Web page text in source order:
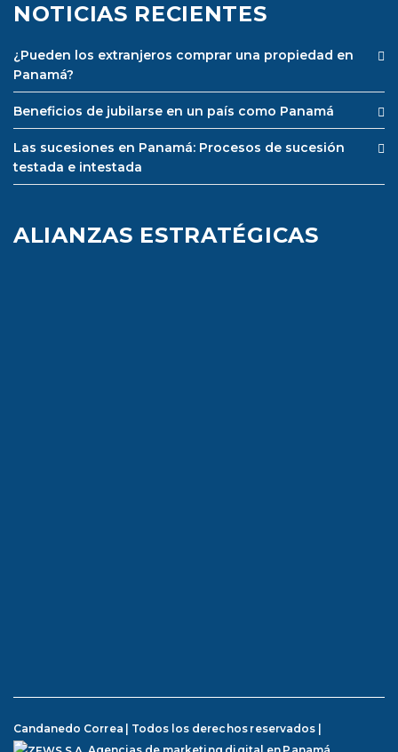
NOTICIAS RECIENTES
¿Pueden los extranjeros comprar una propiedad en
Panamá?
Beneficios de jubilarse en un país como Panamá
Las sucesiones en Panamá: Procesos de sucesión
testada e intestada
ALIANZAS ESTRATÉGICAS
Candanedo Correa | Todos los derechos reservados |